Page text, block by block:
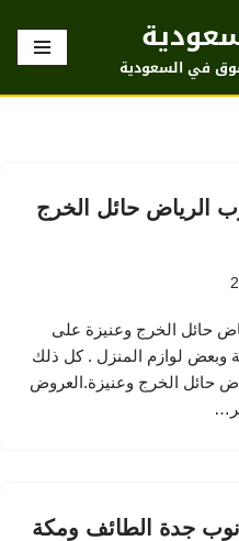
في السعودية
الرياض حائل الخرج
حائل الخرج وعنيزة على
وبعض لوازم المنزل . كل ذلك
حائل الخرج وعنيزة.العروض
جدة الطائف ومكة